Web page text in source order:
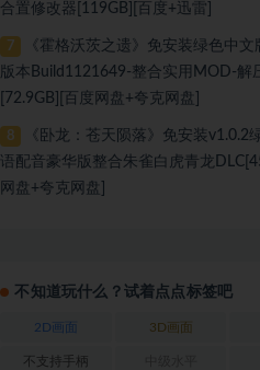
合置修改器[119GB][百度+迅雷]
7
《霍格沃茨之遗》免安装绿色中文
版本Build1121649-整合实用MOD-解
[72.9GB][百度网盘+夸克网盘]
8
《卧龙：苍天陨落》免安装v1.0.2
语配音豪华版整合朱雀白虎青龙
网盘+夸克网盘]
不知道玩什么？试着点点标签吧
2D画面 3D画面
不支持手柄